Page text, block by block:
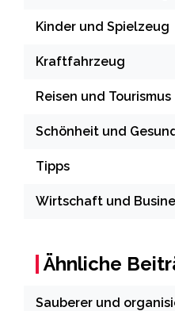
Kinder und Spielzeug
Kraftfahrzeug
Reisen und Tourismus
Schönheit und
Tipps
Wirtschaft und
Ähnliche
Sauberer und